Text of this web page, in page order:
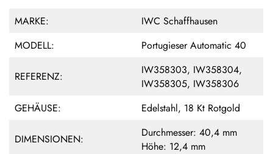
MARKE:
IWC Schaffhausen
MODELL:
Portugieser Automatic 40
REFERENZ:
IW358303, IW358304,
IW358305, IW358306
GEHÄUSE:
Edelstahl, 18 Kt Rotgold
DIMENSIONEN:
Durchmesser: 40,4 mm
Höhe: 12,4 mm